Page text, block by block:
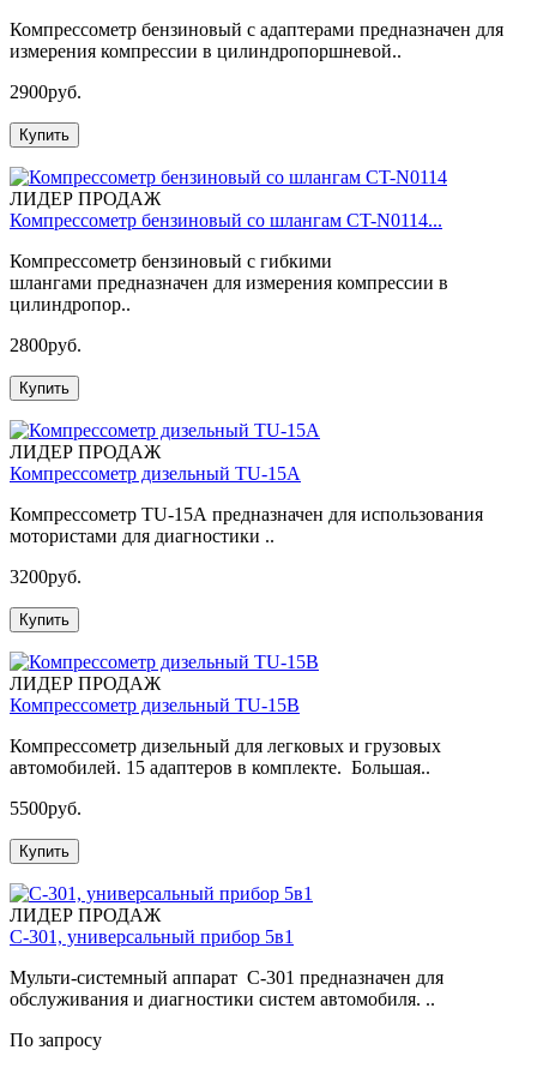
Компрессометр бензиновый с адаптерами предназначен для
измерения компрессии в цилиндропоршневой..
2900руб.
Купить
ЛИДЕР ПРОДАЖ
Компрессометр бензиновый со шлангам CT-N0114...
Компрессометр бензиновый с гибкими
шлангами предназначен для измерения компрессии в
цилиндропор..
2800руб.
Купить
ЛИДЕР ПРОДАЖ
Компрессометр дизельный TU-15A
Компрессометр TU-15A предназначен для использования
мотористами для диагностики ..
3200руб.
Купить
ЛИДЕР ПРОДАЖ
Компрессометр дизельный TU-15B
Компрессометр дизельный для легковых и грузовых
автомобилей. 15 адаптеров в комплекте. Большая..
5500руб.
Купить
ЛИДЕР ПРОДАЖ
С-301, универсальный прибор 5в1
Мульти-системный аппарат С-301 предназначен для
обслуживания и диагностики систем автомобиля. ..
По запросу